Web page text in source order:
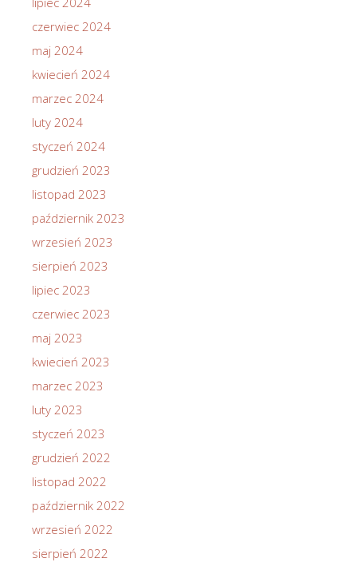
czerwiec 2024
maj 2024
kwiecień 2024
marzec 2024
luty 2024
styczeń 2024
grudzień 2023
listopad 2023
październik 2023
wrzesień 2023
sierpień 2023
lipiec 2023
czerwiec 2023
maj 2023
kwiecień 2023
marzec 2023
luty 2023
styczeń 2023
grudzień 2022
listopad 2022
październik 2022
wrzesień 2022
sierpień 2022